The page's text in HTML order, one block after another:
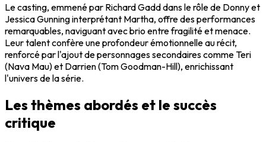
Le casting, emmené par Richard Gadd dans le rôle de Donny et
Jessica Gunning interprétant Martha, offre des performances
remarquables, naviguant avec brio entre fragilité et menace.
Leur talent confère une profondeur émotionnelle au récit,
renforcé par l'ajout de personnages secondaires comme Teri
(Nava Mau) et Darrien (Tom Goodman-Hill), enrichissant
l'univers de la série.
Les thèmes abordés et le succès
critique